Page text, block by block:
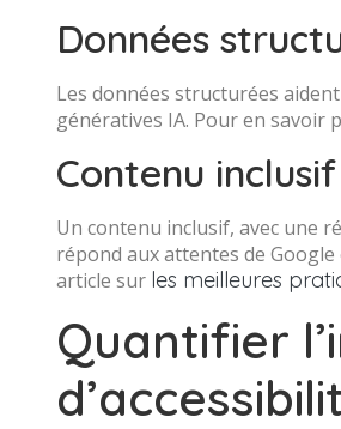
Données
Les données structurées
génératives IA. Pour en savoir
Contenu inclusif
Un contenu inclusif, avec une
répond aux attentes de
article sur les meilleures
Quantifier